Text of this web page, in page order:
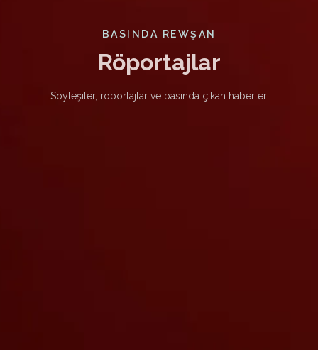
BASINDA REWŞAN
Röportajlar
Söyleşiler, röportajlar ve basında çıkan haberler.